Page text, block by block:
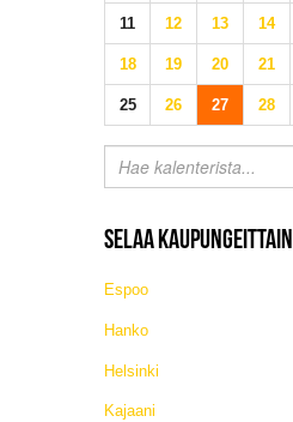
11 12 13 14
18 19 20 21
25 26 27 28
SELAA KAUPUNGEITTAIN
Espoo
Hanko
Helsinki
Kajaani